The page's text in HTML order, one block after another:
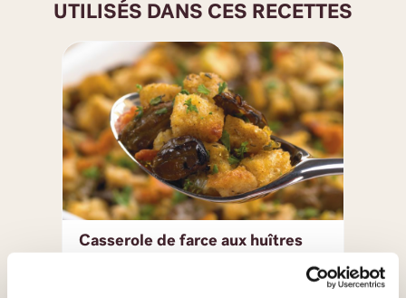
UTILISÉS DANS CES RECETTES
Casserole de farce aux huîtres